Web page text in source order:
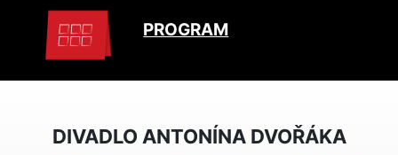
PROGRAM
DIVADLO ANTONÍNA DVOŘÁKA